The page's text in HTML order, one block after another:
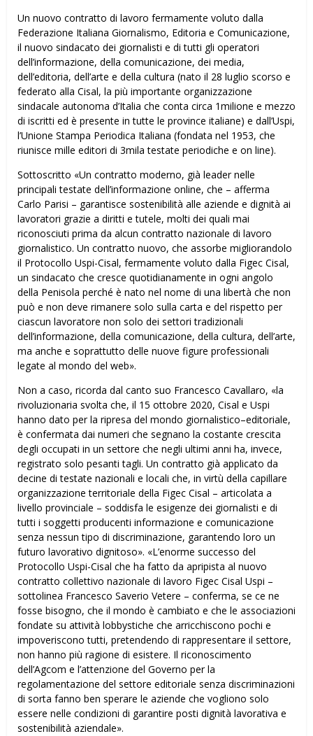
Un nuovo contratto di lavoro fermamente voluto dalla
Federazione Italiana Giornalismo, Editoria e Comunicazione,
il nuovo sindacato dei giornalisti e di tutti gli operatori
dell’informazione, della comunicazione, dei media,
dell’editoria, dell’arte e della cultura (nato il 28 luglio scorso e
federato alla Cisal, la più importante organizzazione
sindacale autonoma d’Italia che conta circa 1milione e mezzo
di iscritti ed è presente in tutte le province italiane) e dall’Uspi,
l’Unione Stampa Periodica Italiana (fondata nel 1953, che
riunisce mille editori di 3mila testate periodiche e on line).
Sottoscritto «Un contratto moderno, già leader nelle
principali testate dell’informazione online, che – afferma
Carlo Parisi – garantisce sostenibilità alle aziende e dignità ai
lavoratori grazie a diritti e tutele, molti dei quali mai
riconosciuti prima da alcun contratto nazionale di lavoro
giornalistico. Un contratto nuovo, che assorbe migliorandolo
il Protocollo Uspi-Cisal, fermamente voluto dalla Figec Cisal,
un sindacato che cresce quotidianamente in ogni angolo
della Penisola perché è nato nel nome di una libertà che non
può e non deve rimanere solo sulla carta e del rispetto per
ciascun lavoratore non solo dei settori tradizionali
dell’informazione, della comunicazione, della cultura, dell’arte,
ma anche e soprattutto delle nuove figure professionali
legate al mondo del web».
Non a caso, ricorda dal canto suo Francesco Cavallaro, «la
rivoluzionaria svolta che, il 15 ottobre 2020, Cisal e Uspi
hanno dato per la ripresa del mondo giornalistico–editoriale,
è confermata dai numeri che segnano la costante crescita
degli occupati in un settore che negli ultimi anni ha, invece,
registrato solo pesanti tagli. Un contratto già applicato da
decine di testate nazionali e locali che, in virtù della capillare
organizzazione territoriale della Figec Cisal – articolata a
livello provinciale – soddisfa le esigenze dei giornalisti e di
tutti i soggetti producenti informazione e comunicazione
senza nessun tipo di discriminazione, garantendo loro un
futuro lavorativo dignitoso». «L’enorme successo del
Protocollo Uspi-Cisal che ha fatto da apripista al nuovo
contratto collettivo nazionale di lavoro Figec Cisal Uspi –
sottolinea Francesco Saverio Vetere – conferma, se ce ne
fosse bisogno, che il mondo è cambiato e che le associazioni
fondate su attività lobbystiche che arricchiscono pochi e
impoveriscono tutti, pretendendo di rappresentare il settore,
non hanno più ragione di esistere. Il riconoscimento
dell’Agcom e l’attenzione del Governo per la
regolamentazione del settore editoriale senza discriminazioni
di sorta fanno ben sperare le aziende che vogliono solo
essere nelle condizioni di garantire posti dignità lavorativa e
sostenibilità aziendale».